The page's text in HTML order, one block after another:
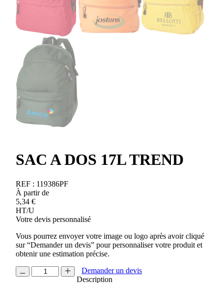
SAC A DOS 17L TREND
REF : 119386PF
À partir de
5,34 €
HT/U
Votre devis personnalisé
Vous pourrez envoyer votre image ou logo après avoir cliqué
sur “Demander un devis” pour personnaliser votre produit et
obtenir une estimation précise.
quantité
de
Demander un devis
Description